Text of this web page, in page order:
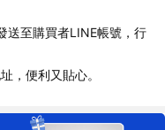
送至購買者LINE帳號，行
，便利又貼心。